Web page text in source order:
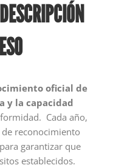
oficial de
y la capacidad
Cada año,
reconocimiento
garantizar que
establecidos.